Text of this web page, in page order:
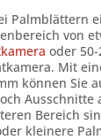
Palmblättern
von
oder
Mit
können Sie
Ausschnitte
Bereich
kleinere